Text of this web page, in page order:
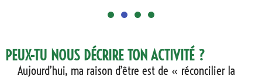
PEUX-TU NOUS DÉCRIRE TON ACTIVITÉ ?
Aujourd’hui, ma raison d’être est de « réconcilier la